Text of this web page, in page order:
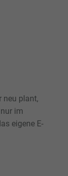
neu plant,
im
eigene E-